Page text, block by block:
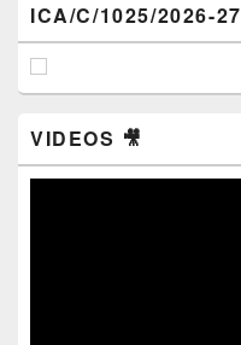
ICA/C/1025/2026-27
VIDEOS 🎥